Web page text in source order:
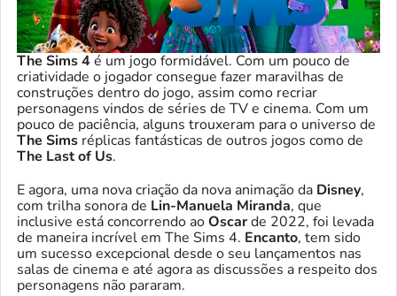
The Sims 4é um jogo formidável. Com um pouco de
criatividade o jogador consegue fazer maravilhas de
construções dentro do jogo, assim como recriar
personagens vindos de séries de TV e cinema. Com um
pouco de paciência, alguns trouxeram para o universo de
The Sims réplicas fantásticas de outros jogos como de
The Last of Us.
E agora, uma nova criação da nova animação da Disney,
com trilha sonora de Lin-Manuela Miranda, que
inclusive está concorrendo aoOscarde 2022, foi levada
de maneira incrível em The Sims 4. Encanto, tem sido
um sucesso excepcional desde o seu lançamentos nas
salas de cinema e até agora as discussões a respeito dos
personagens não pararam.